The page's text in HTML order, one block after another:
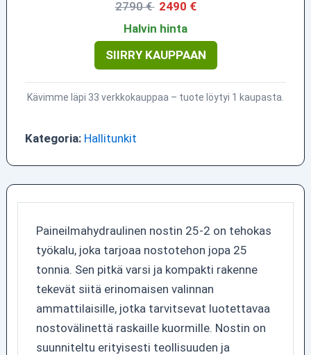
2790 € 2490 €
Halvin hinta
SIIRRY KAUPPAAN
Kävimme läpi 33 verkkokauppaa – tuote löytyi 1 kaupasta.
Kategoria: Hallitunkit
Paineilmahydraulinen nostin 25-2 on tehokas
työkalu, joka tarjoaa nostotehon jopa 25
tonnia. Sen pitkä varsi ja kompakti rakenne
tekevät siitä erinomaisen valinnan
ammattilaisille, jotka tarvitsevat luotettavaa
nostovälinettä raskaille kuormille. Nostin on
suunniteltu erityisesti teollisuuden ja